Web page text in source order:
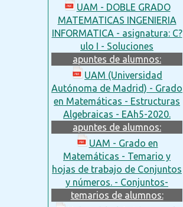
UAM - DOBLE GRADO
MATEMATICAS INGENIERIA
INFORMATICA - asignatura: C?
ulo I - Soluciones
apuntes de alumnos:
UAM (Universidad
Autónoma de Madrid) - Grado
en Matemáticas - Estructuras
Algebraicas - EAh5-2020.
apuntes de alumnos:
UAM - Grado en
Matemáticas - Temario y
hojas de trabajo de Conjuntos
y números. - Conjuntos-
temarios de alumnos: